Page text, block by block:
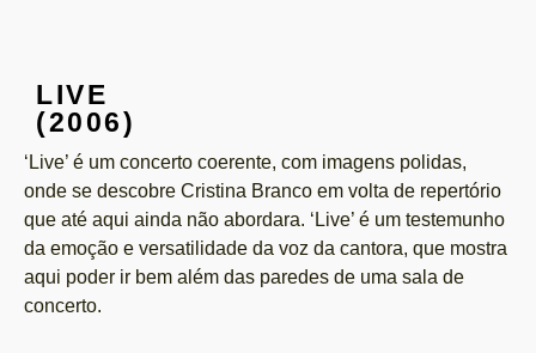
LIVE
(2006)
‘Live’ é um concerto coerente, com imagens polidas,
onde se descobre Cristina Branco em volta de repertório
que até aqui ainda não abordara. ‘Live’ é um testemunho
da emoção e versatilidade da voz da cantora, que mostra
aqui poder ir bem além das paredes de uma sala de
concerto.